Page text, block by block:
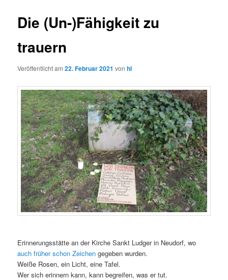
Die (Un-)Fähigkeit zu
trauern
Veröffentlicht am22. Februar 2021 vonhl
Erinnerungsstätte an der Kirche Sankt Ludger in Neudorf, wo
auch früher schon Zeichen gegeben wurden.
Weiße Rosen, ein Licht, eine Tafel.
Wer sich erinnern kann, kann begreifen, was er tut.